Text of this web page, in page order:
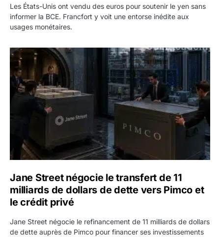
Les États-Unis ont vendu des euros pour soutenir le yen sans
informer la BCE. Francfort y voit une entorse inédite aux
usages monétaires.
Jane Street négocie le transfert de 11 milliards de
Jane Street négocie le transfert de 11
milliards de dollars de dette vers Pimco et
le crédit privé
Jane Street négocie le refinancement de 11 milliards de dollars
de dette auprès de Pimco pour financer ses investissements